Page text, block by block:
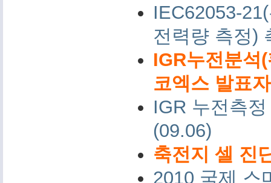
IEC62053-
전력량 측정)
IGR누전분석
코엑스 발표
IGR 누전측
(09.06)
축전지 셀 진
2010 국제 스